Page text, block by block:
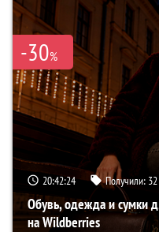
-30%
20:42:23 Получили: 32
Обувь, одежда и сумки
на Wildberries